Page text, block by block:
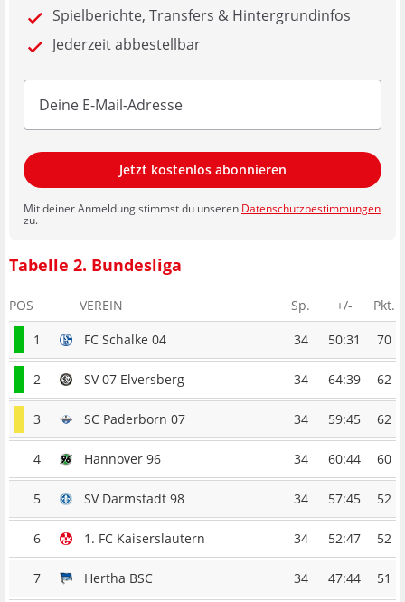
Spielberichte, Transfers & Hintergrundinfos
Jederzeit abbestellbar
Jetzt kostenlos abonnieren
Mit deiner Anmeldung stimmst du unseren Datenschutzbestimmungen
zu.
Tabelle 2. Bundesliga
POS VEREIN Sp. +/-
Pkt.
1
FC Schalke 04 34 50:31 70
2 SV 07 Elversberg 34 64:39 62
3 SC Paderborn 07 34 59:45 62
4 Hannover 96 34 60:44 60
5 SV Darmstadt 98 34 57:45 52
6 1. FC Kaiserslautern 34 52:47 52
7 Hertha BSC 34 47:44 51